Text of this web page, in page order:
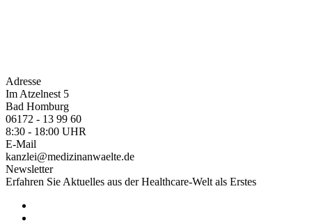
Adresse
Im Atzelnest 5
Bad Homburg
06172 - 13 99 60
8:30 - 18:00 UHR
E-Mail
kanzlei@medizinanwaelte.de
Newsletter
Erfahren Sie Aktuelles aus der Healthcare-Welt als Erstes